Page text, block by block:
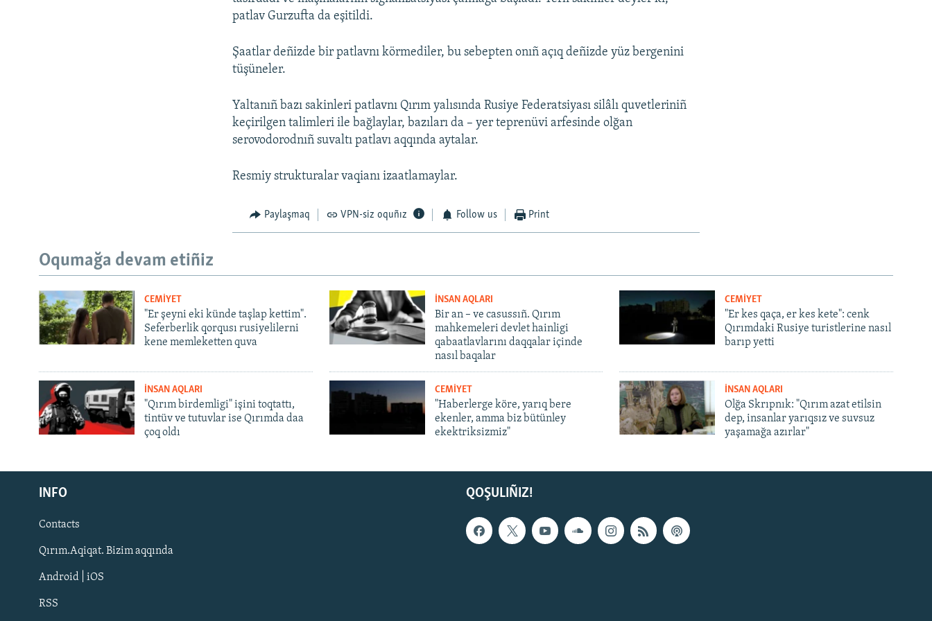
Русский
Українською
QOŞULIÑIZ!
patlav Gurzufta da eşitildi.
Şaatlar deñizde bir patlavnı körmediler, bu sebepten onıñ açıq deñizde yüz bergenini
tüşüneler.
Yaltanıñ bazı sakinleri patlavnı Qırım yalısında Rusiye Federatsiyası silâlı quvetleriniñ
keçirilgen talimleri ile bağlaylar, bazıları da – yer teprenüvi arfesinde olğan
serovodorodnıñ suvaltı patlavı aqqında aytalar.
Resmiy strukturalar vaqianı izaatlamaylar.
Paylaşmaq VPN-siz oquñız Follow us Print
Oqumağa devam etiñiz
CEMİYET
"Er şeyni eki künde taşlap kettim".
Seferberlik qorqusı rusiyelilerni
kene memleketten quva
İNSAN AQLARI
Bir an – ve casussıñ. Qırım
mahkemeleri devlet hainligi
qabaatlavlarını daqqalar içinde
nasıl baqalar
CEMİYET
"Er kes qaça, er kes kete": cenk
Qırımdaki Rusiye turistlerine nasıl
barıp yetti
İNSAN AQLARI
"Qırım birdemligi" işini toqtattı,
tintüv ve tutuvlar ise Qırımda daa
çoq oldı
CEMİYET
"Haberlerge köre, yarıq bere
ekenler, amma biz bütünley
ekektriksizmiz"
İNSAN AQLARI
Olğa Skrıpnık: "Qırım azat etilsin
dep, insanlar yarıqsız ve suvsuz
yaşamağa azırlar"
QOŞULIÑIZ!
INFO
Contacts
Qırım.Aqiqat. Bizim aqqında
Android | iOS
RSS